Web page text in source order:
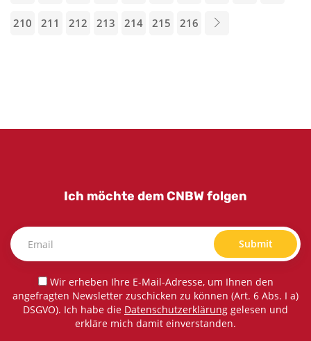
210 211 212 213 214 215 216
Ich möchte dem CNBW folgen
Submit
Wir erheben Ihre E-Mail-Adresse, um Ihnen den
angefragten Newsletter zuschicken zu können (Art. 6 Abs. I a)
DSGVO). Ich habe die Datenschutzerklärung gelesen und
erkläre mich damit einverstanden.